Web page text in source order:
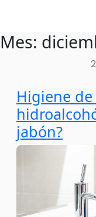
Skip
to
Mes:
Higiene de
jabón?